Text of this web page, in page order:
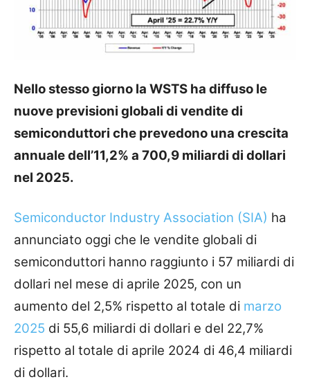
Nello stesso giorno la WSTS ha diffuso le
nuove previsioni globali di vendite di
semiconduttori che prevedono una crescita
annuale dell’11,2% a 700,9 miliardi di dollari
nel 2025.
Semiconductor Industry Association (SIA) ha
annunciato oggi che le vendite globali di
semiconduttori hanno raggiunto i 57 miliardi di
dollari nel mese di aprile 2025, con un
aumento del 2,5% rispetto al totale di marzo
2025 di 55,6 miliardi di dollari e del 22,7%
rispetto al totale di aprile 2024 di 46,4 miliardi
di dollari.